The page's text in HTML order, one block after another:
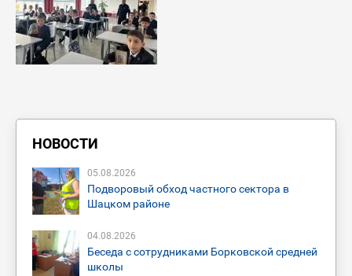
НОВОСТИ
05.08.2026
Подворовый обход частного сектора в
Шацком районе
04.08.2026
Беседа с сотрудниками Борковской средней
школы